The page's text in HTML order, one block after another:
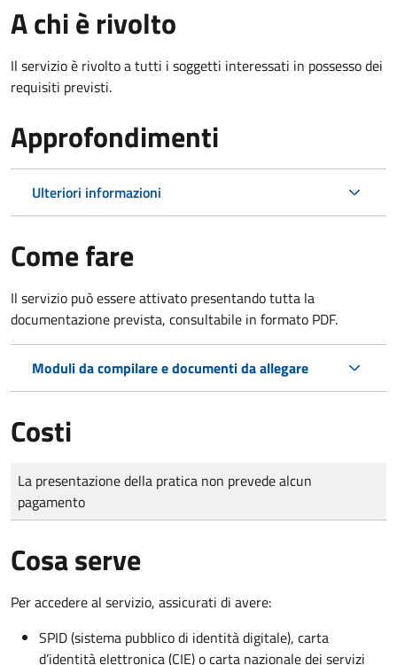
A chi è rivolto
Il servizio è rivolto a tutti i soggetti interessati in possesso dei
requisiti previsti.
Approfondimenti
Ulteriori informazioni
Come fare
Il servizio può essere attivato presentando tutta la
documentazione prevista, consultabile in formato PDF.
Moduli da compilare e documenti da allegare
Costi
Tipo di pagamento
Importo
La presentazione della pratica non prevede alcun
pagamento
Cosa serve
Per accedere al servizio, assicurati di avere:
SPID (sistema pubblico di identità digitale), carta
d’identità elettronica (CIE) o carta nazionale dei servizi